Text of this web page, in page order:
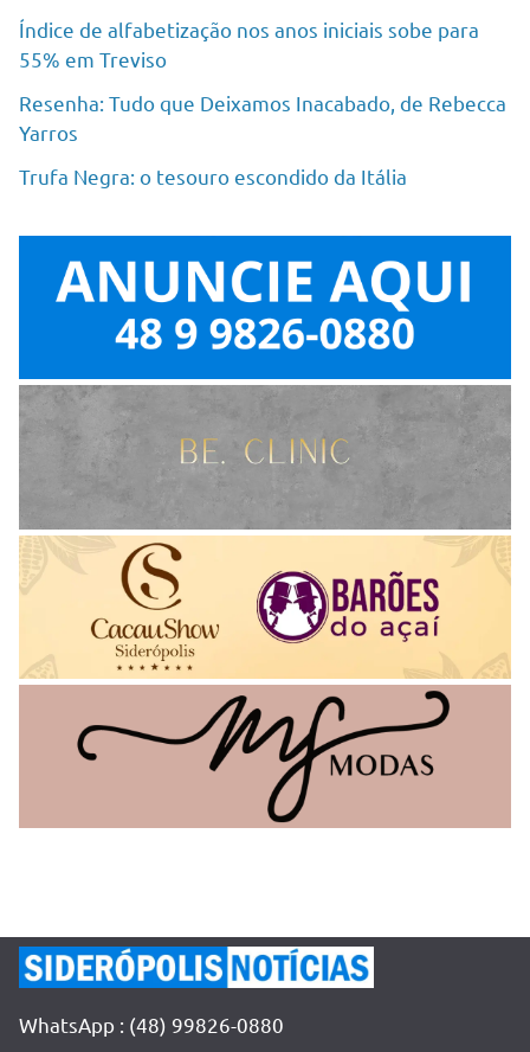
Índice de alfabetização nos anos iniciais sobe para
55% em Treviso
Resenha: Tudo que Deixamos Inacabado, de Rebecca
Yarros
Trufa Negra: o tesouro escondido da Itália
WhatsApp : (48) 99826-0880